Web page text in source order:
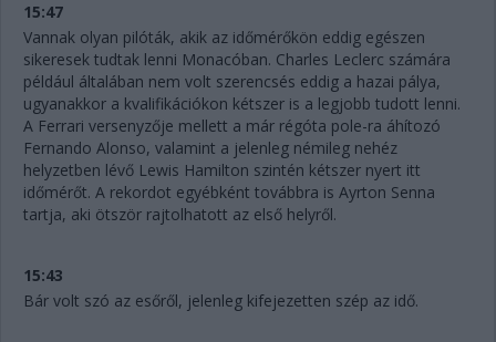
15:47
Vannak olyan pilóták, akik az időmérőkön eddig egészen
sikeresek tudtak lenni Monacóban. Charles Leclerc számára
például általában nem volt szerencsés eddig a hazai pálya,
ugyanakkor a kvalifikációkon kétszer is a legjobb tudott lenni.
A Ferrari versenyzője mellett a már régóta pole-ra áhítozó
Fernando Alonso, valamint a jelenleg némileg nehéz
helyzetben lévő Lewis Hamilton szintén kétszer nyert itt
időmérőt. A rekordot egyébként továbbra is Ayrton Senna
tartja, aki ötször rajtolhatott az első helyről.
15:43
Bár volt szó az esőről, jelenleg kifejezetten szép az idő.